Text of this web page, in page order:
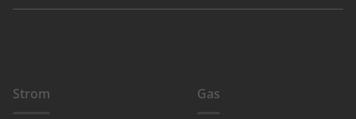
Strom Gas